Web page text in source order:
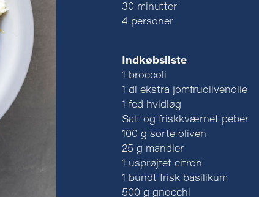
30 minutter
4 personer
Indkøbsliste
1 broccoli
1 dl ekstra jomfruolivenolie
1 fed hvidløg
Salt og friskkværnet peber
100 g sorte oliven
25 g mandler
1 usprøjtet citron
1 bundt frisk basilikum
500 g gnocchi